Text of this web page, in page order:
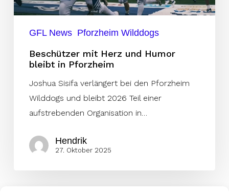
Pforzheim
GFL News Pforzheim Wilddogs
Beschützer mit Herz und Humor
bleibt in Pforzheim
Joshua Sisifa verlängert bei den Pforzheim
Wilddogs und bleibt 2026 Teil einer
aufstrebenden Organisation in…
Hendrik
27. Oktober 2025